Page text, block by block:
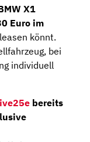
X1
Euro im
leasen könnt.
bei
individuell
bereits